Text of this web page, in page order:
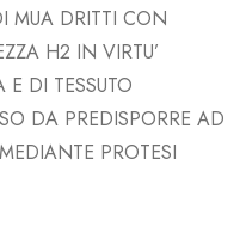
MUA DRITTI CON
H2 IN VIRTU’
E DI TESSUTO
DA PREDISPORRE AD
PROTESI